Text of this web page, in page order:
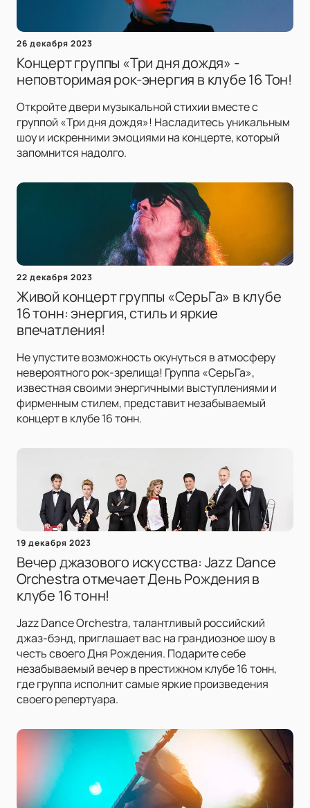
26 декабря 2023
Концерт группы «Три дня дождя» -
неповторимая рок-энергия в клубе 16 Тон!
Откройте двери музыкальной стихии вместе с
группой «Три дня дождя»! Насладитесь уникальным
шоу и искренними эмоциями на концерте, который
запомнится надолго.
22 декабря 2023
Живой концерт группы «СерьГа» в клубе
16 тонн: энергия, стиль и яркие
впечатления!
Не упустите возможность окунуться в атмосферу
невероятного рок-зрелища! Группа «СерьГа»,
известная своими энергичными выступлениями и
фирменным стилем, представит незабываемый
концерт в клубе 16 тонн.
19 декабря 2023
Вечер джазового искусства: Jazz Dance
Orchestra отмечает День Рождения в
клубе 16 тонн!
Jazz Dance Orchestra, талантливый российский
джаз-бэнд, приглашает вас на грандиозное шоу в
честь своего Дня Рождения. Подарите себе
незабываемый вечер в престижном клубе 16 тонн,
где группа исполнит самые яркие произведения
своего репертуара.